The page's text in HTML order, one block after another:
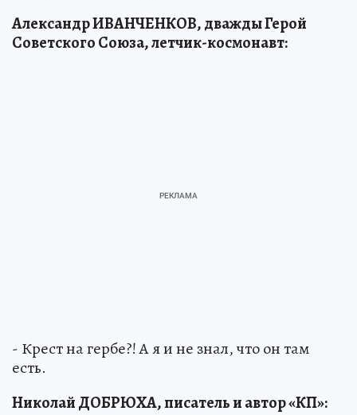
Александр ИВАНЧЕНКОВ, дважды Герой
Советского Союза, летчик-космонавт:
- Крест на гербе?! А я и не знал, что он там
есть.
Николай ДОБРЮХА, писатель и автор «КП»: